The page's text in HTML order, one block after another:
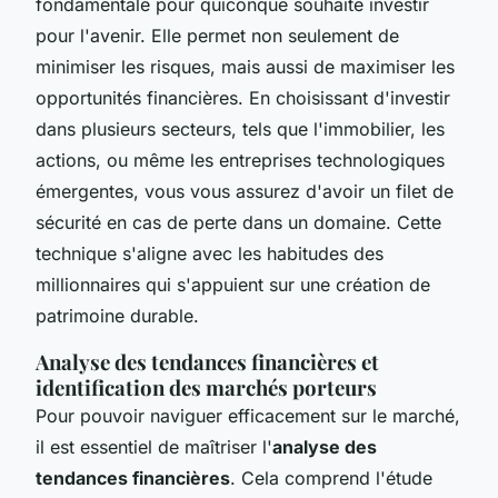
pour l'avenir. Elle permet non seulement de
minimiser les risques, mais aussi de maximiser les
opportunités financières. En choisissant d'investir
dans plusieurs secteurs, tels que l'immobilier, les
actions, ou même les entreprises technologiques
émergentes, vous vous assurez d'avoir un filet de
sécurité en cas de perte dans un domaine. Cette
technique s'aligne avec les habitudes des
millionnaires qui s'appuient sur une création de
patrimoine durable.
Analyse des tendances financières et
identification des marchés porteurs
Pour pouvoir naviguer efficacement sur le marché,
il est essentiel de maîtriser l'analyse des
tendances financières. Cela comprend l'étude